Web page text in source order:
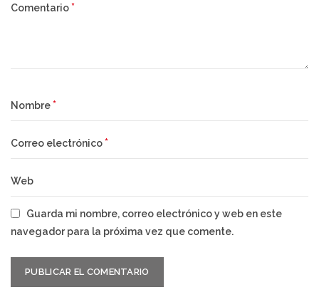
Comentario*
Nombre*
Correo electrónico*
Web
Guarda mi nombre, correo electrónico y web en este
navegador para la próxima vez que comente.